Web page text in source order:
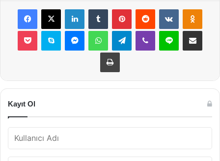
Facebook
X LinkedInTumblr PinterestReddit VKontakte
Pocket Skype MessengerWhatsAppTelegramViber Line E-Posta ile
Yazdır
Kayıt Ol